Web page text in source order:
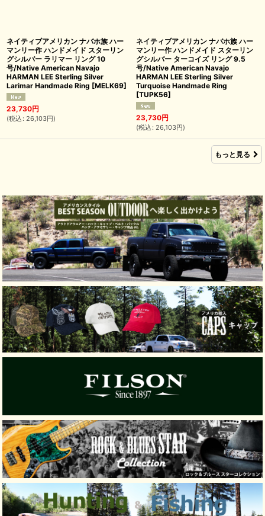
ネイティブアメリカン ナバホ族 ハー
マンリー作 ハンドメイド スターリン
グシルバー ラリマー リング 10
号/Native American Navajo
HARMAN LEE Sterling Silver
Larimar Handmade Ring [MELK69]
23,730円
(税込 : 26,103円)
ネイティブアメリカン ナバホ族 ハー
マンリー作 ハンドメイド スターリン
グシルバー ターコイズ リング 9.5
号/Native American Navajo
HARMAN LEE Sterling Silver
Turquoise Handmade Ring
[TUPK56]
23,730円
(税込 : 26,103円)
もっと見る